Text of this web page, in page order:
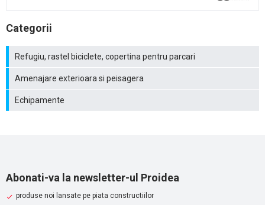
Categorii
Refugiu, rastel biciclete, copertina pentru parcari
Amenajare exterioara si peisagera
Echipamente
Abonati-va la newsletter-ul Proidea
produse noi lansate pe piata constructiilor